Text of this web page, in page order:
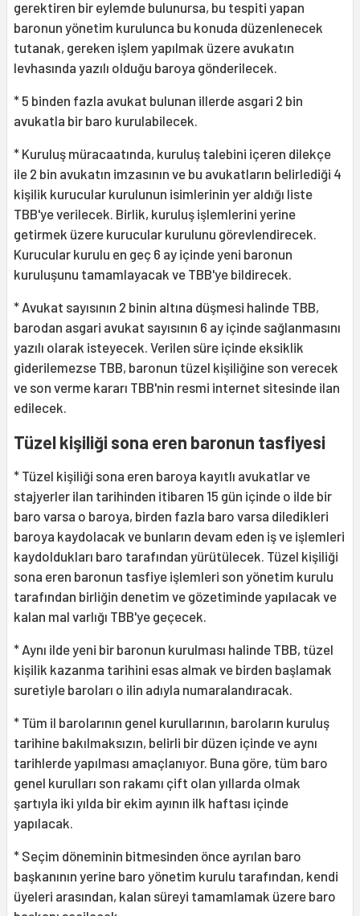
gerektiren bir eylemde bulunursa, bu tespiti yapan
baronun yönetim kurulunca bu konuda düzenlenecek
tutanak, gereken işlem yapılmak üzere avukatın
levhasında yazılı olduğu baroya gönderilecek.
* 5 binden fazla avukat bulunan illerde asgari 2 bin
avukatla bir baro kurulabilecek.
* Kuruluş müracaatında, kuruluş talebini içeren dilekçe
ile 2 bin avukatın imzasının ve bu avukatların belirlediği 4
kişilik kurucular kurulunun isimlerinin yer aldığı liste
TBB'ye verilecek. Birlik, kuruluş işlemlerini yerine
getirmek üzere kurucular kurulunu görevlendirecek.
Kurucular kurulu en geç 6 ay içinde yeni baronun
kuruluşunu tamamlayacak ve TBB'ye bildirecek.
* Avukat sayısının 2 binin altına düşmesi halinde TBB,
barodan asgari avukat sayısının 6 ay içinde sağlanmasını
yazılı olarak isteyecek. Verilen süre içinde eksiklik
giderilemezse TBB, baronun tüzel kişiliğine son verecek
ve son verme kararı TBB'nin resmi internet sitesinde ilan
edilecek.
Tüzel kişiliği sona eren baronun tasfiyesi
* Tüzel kişiliği sona eren baroya kayıtlı avukatlar ve
stajyerler ilan tarihinden itibaren 15 gün içinde o ilde bir
baro varsa o baroya, birden fazla baro varsa diledikleri
baroya kaydolacak ve bunların devam eden iş ve işlemleri
kaydoldukları baro tarafından yürütülecek. Tüzel kişiliği
sona eren baronun tasfiye işlemleri son yönetim kurulu
tarafından birliğin denetim ve gözetiminde yapılacak ve
kalan mal varlığı TBB'ye geçecek.
* Aynı ilde yeni bir baronun kurulması halinde TBB, tüzel
kişilik kazanma tarihini esas almak ve birden başlamak
suretiyle baroları o ilin adıyla numaralandıracak.
* Tüm il barolarının genel kurullarının, baroların kuruluş
tarihine bakılmaksızın, belirli bir düzen içinde ve aynı
tarihlerde yapılması amaçlanıyor. Buna göre, tüm baro
genel kurulları son rakamı çift olan yıllarda olmak
şartıyla iki yılda bir ekim ayının ilk haftası içinde
yapılacak.
* Seçim döneminin bitmesinden önce ayrılan baro
başkanının yerine baro yönetim kurulu tarafından, kendi
üyeleri arasından, kalan süreyi tamamlamak üzere baro